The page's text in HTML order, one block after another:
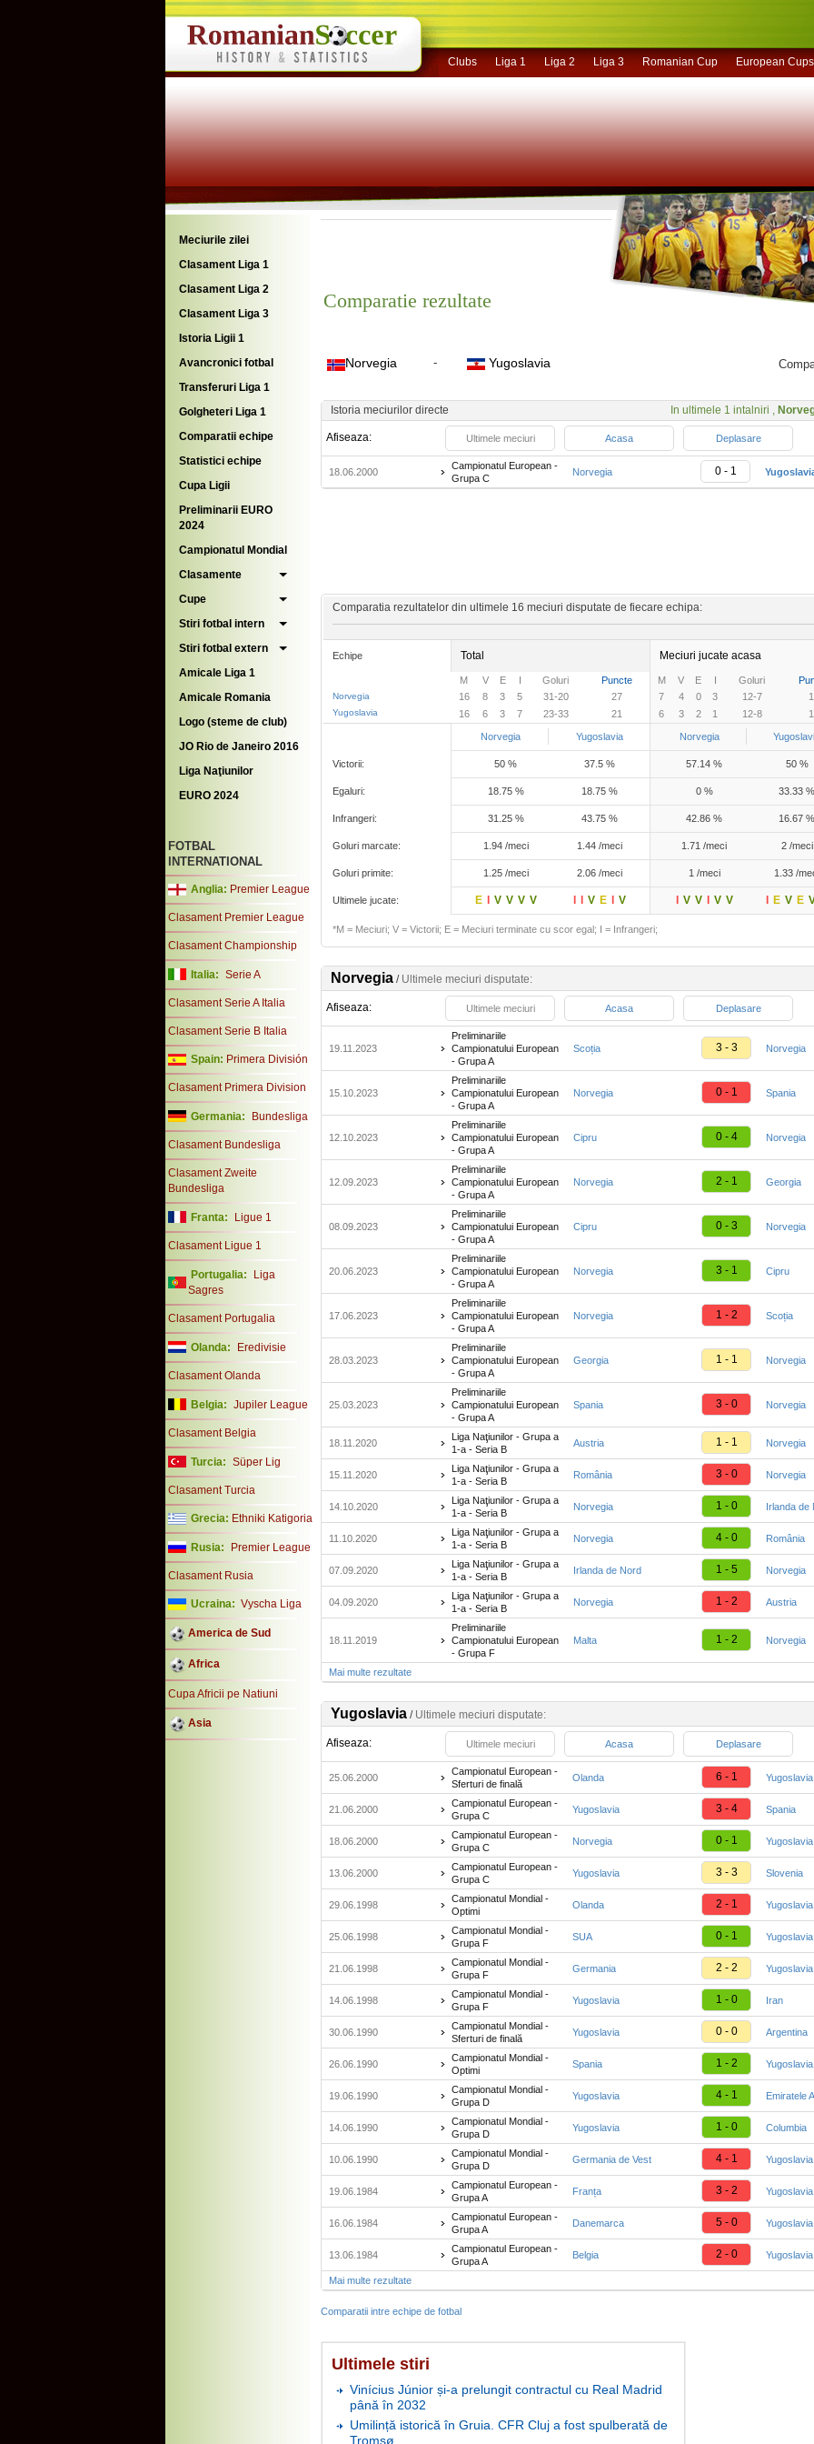
Clubs Liga 1 Liga 2 Liga 3 Romanian Cup European Cups
Meciurile zilei
Clasament Liga 1
Clasament Liga 2
Clasament Liga 3
Istoria Ligii 1
Avancronici fotbal
Transferuri Liga 1
Golgheteri Liga 1
Comparatii echipe
Statistici echipe
Cupa Ligii
Preliminarii EURO
2024
Campionatul Mondial
Clasamente
Cupe
Stiri fotbal intern
Stiri fotbal extern
Amicale Liga 1
Amicale Romania
Logo (steme de club)
JO Rio de Janeiro 2016
Liga Naţiunilor
EURO 2024
FOTBAL
INTERNATIONAL
Anglia: Premier League
Clasament Premier League
Clasament Championship
Italia: Serie A
Clasament Serie A Italia
Clasament Serie B Italia
Spain: Primera División
Clasament Primera Division
Germania: Bundesliga
Clasament Bundesliga
Clasament Zweite
Bundesliga
Franta: Ligue 1
Clasament Ligue 1
Portugalia:
Liga
Sagres
Clasament Portugalia
Olanda: Eredivisie
Clasament Olanda
Belgia: Jupiler League
Clasament Belgia
Turcia: Süper Lig
Clasament Turcia
Grecia: Ethniki Katigoria
Rusia: Premier League
Clasament Rusia
Ucraina: Vyscha Liga
America de Sud
Africa
Cupa Africii pe Natiuni
Asia
Comparatie rezultate
Norvegia - Yugoslavia
Istoria meciurilor directe In ultimele 1 intalniri ,
Afiseaza: Ultimele meciuri Acasa Deplasare
18.06.2000
Campionatul European -
Grupa C
Norvegia 0 - 1
Comparatia rezultatelor din ultimele 16 meciuri disputate de fiecare echipa:
Echipe Total Meciuri jucate acasa
M V E I Goluri Puncte M V E I Goluri
Norvegia 16 8 3 5 31-20 27 7 4 0 3 12-7
Yugoslavia 16 6 3 7 23-33 21 6 3 2 1 12-8
Norvegia Yugoslavia Norvegia
Victorii: 50 % 37.5 % 57.14 % 50 %
Egaluri: 18.75 % 18.75 % 0 % 33.33 %
Infrangeri: 31.25 % 43.75 % 42.86 % 16.67 %
Goluri marcate: 1.94 /meci 1.44 /meci 1.71 /meci 2 /meci
Goluri primite: 1.25 /meci 2.06 /meci 1 /meci 1.33 /
Ultimele jucate: E V V V V V E V V V V V E V E
*M = Meciuri; V = Victorii; E = Meciuri terminate cu scor egal; I = Infrangeri;
Norvegia / Ultimele meciuri disputate:
Afiseaza: Ultimele meciuri Acasa Deplasare
19.11.2023
Preliminariile
Campionatului European
- Grupa A
Scoția 3 - 3 Norvegia
15.10.2023
Preliminariile
Campionatului European
- Grupa A
Norvegia 0 - 1 Spania
12.10.2023
Preliminariile
Campionatului European
- Grupa A
Cipru 0 - 4 Norvegia
12.09.2023
Preliminariile
Campionatului European
- Grupa A
Norvegia 2 - 1 Georgia
08.09.2023
Preliminariile
Campionatului European
- Grupa A
Cipru 0 - 3 Norvegia
20.06.2023
Preliminariile
Campionatului European
- Grupa A
Norvegia 3 - 1 Cipru
17.06.2023
Preliminariile
Campionatului European
- Grupa A
Norvegia 1 - 2 Scoția
28.03.2023
Preliminariile
Campionatului European
- Grupa A
Georgia 1 - 1 Norvegia
25.03.2023
Preliminariile
Campionatului European
- Grupa A
Spania 3 - 0 Norvegia
18.11.2020
Liga Naţiunilor - Grupa a
1-a - Seria B
Austria 1 - 1 Norvegia
15.11.2020
Liga Naţiunilor - Grupa a
1-a - Seria B
România 3 - 0 Norvegia
14.10.2020
Liga Naţiunilor - Grupa a
1-a - Seria B
Norvegia 1 - 0 Irlanda de
11.10.2020
Liga Naţiunilor - Grupa a
1-a - Seria B
Norvegia 4 - 0 România
07.09.2020
Liga Naţiunilor - Grupa a
1-a - Seria B
Irlanda de Nord 1 - 5 Norvegia
04.09.2020
Liga Naţiunilor - Grupa a
1-a - Seria B
Norvegia 1 - 2 Austria
18.11.2019
Preliminariile
Campionatului European
- Grupa F
Malta 1 - 2 Norvegia
Mai multe rezultate
Yugoslavia / Ultimele meciuri disputate:
Afiseaza: Ultimele meciuri Acasa Deplasare
25.06.2000
Campionatul European -
Sferturi de finală
Olanda 6 - 1 Yugoslavia
21.06.2000
Campionatul European -
Grupa C
Yugoslavia 3 - 4 Spania
18.06.2000
Campionatul European -
Grupa C
Norvegia 0 - 1 Yugoslavia
13.06.2000
Campionatul European -
Grupa C
Yugoslavia 3 - 3 Slovenia
29.06.1998
Campionatul Mondial -
Optimi
Olanda 2 - 1 Yugoslavia
25.06.1998
Campionatul Mondial -
Grupa F
SUA 0 - 1 Yugoslavia
21.06.1998
Campionatul Mondial -
Grupa F
Germania 2 - 2 Yugoslavia
14.06.1998
Campionatul Mondial -
Grupa F
Yugoslavia 1 - 0 Iran
30.06.1990
Campionatul Mondial -
Sferturi de finală
Yugoslavia 0 - 0 Argentina
26.06.1990
Campionatul Mondial -
Optimi
Spania 1 - 2 Yugoslavia
19.06.1990
Campionatul Mondial -
Grupa D
Yugoslavia 4 - 1 Emiratele
14.06.1990
Campionatul Mondial -
Grupa D
Yugoslavia 1 - 0 Columbia
10.06.1990
Campionatul Mondial -
Grupa D
Germania de Vest 4 - 1 Yugoslavia
19.06.1984
Campionatul European -
Grupa A
Franța 3 - 2 Yugoslavia
16.06.1984
Campionatul European -
Grupa A
Danemarca 5 - 0 Yugoslavia
13.06.1984
Campionatul European -
Grupa A
Belgia 2 - 0 Yugoslavia
Mai multe rezultate
Comparatii intre echipe de fotbal
Ultimele stiri
Vinícius Júnior și-a prelungit contractul cu Real Madrid
până în 2032
Umilință istorică în Gruia. CFR Cluj a fost spulberată de
Tromsø